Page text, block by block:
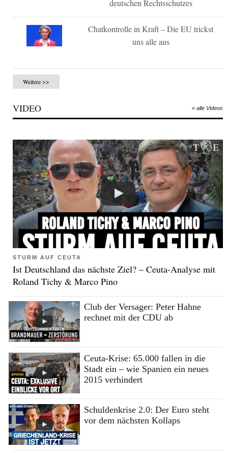
deutschen Rechtsschutzes
Chatkontrolle in Kraft – Die EU trickst
uns alle aus
Weitere >>
VIDEO » alle Videos
STURM AUF CEUTA
Ist Deutschland das nächste Ziel? – Ceuta-Analyse mit
Roland Tichy & Marco Pino
Club der Versager: Peter Hahne
rechnet mit der CDU ab
Ceuta-Krise: 65.000 fallen in die
Stadt ein – wie Spanien ein neues
2015 verhindert
Schuldenkrise 2.0: Der Euro steht
vor dem nächsten Kollaps